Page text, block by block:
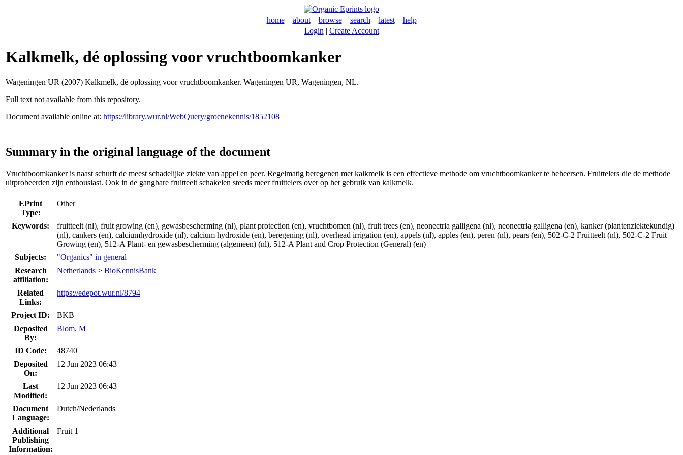
home about browse search latest
help
Login | Create Account
Kalkmelk, dé oplossing voor vruchtboomkanker
Wageningen UR (2007) Kalkmelk, dé oplossing voor vruchtboomkanker. Wageningen UR, Wageningen, NL.
Full text not available from this repository.
Document available online at: https://library.wur.nl/WebQuery/groenekennis/1852108
Summary in the original language of the document
Vruchtboomkanker is naast schurft de meest schadelijke ziekte van appel en peer. Regelmatig beregenen met kalkmelk is een effectieve methode om vruchtboomkanker te beheersen. Fruittelers die de methode
uitprobeerden zijn enthousiast. Ook in de gangbare fruitteelt schakelen steeds meer fruittelers over op het gebruik van kalkmelk.
EPrint
Type:
Other
Keywords:
fruitteelt (nl), fruit growing (en), gewasbescherming (nl), plant protection (en), vruchtbomen (nl), fruit trees (en), neonectria galligena (nl), neonectria galligena (en), kanker (plantenziektekundig)
(nl), cankers (en), calciumhydroxide (nl), calcium hydroxide (en), beregening (nl), overhead irrigation (en), appels (nl), apples (en), peren (nl), pears (en), 502-C-2 Fruitteelt (nl), 502-C-2 Fruit
Growing (en), 512-A Plant- en gewasbescherming (algemeen) (nl), 512-A Plant and Crop Protection (General) (en)
Subjects:
"Organics" in general
Research
affiliation:
Netherlands > BioKennisBank
Related
Links:
https://edepot.wur.nl/8794
Project ID:
BKB
Deposited
By:
Blom, M
ID Code:
48740
Deposited
On:
12 Jun 2023 06:43
Last
Modified:
12 Jun 2023 06:43
Document
Language:
Dutch/Nederlands
Additional
Publishing
Information:
Fruit 1